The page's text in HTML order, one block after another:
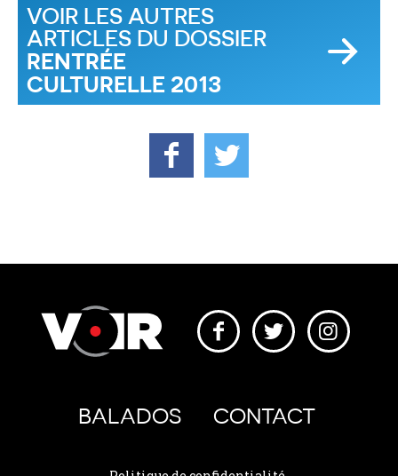
VOIR LES AUTRES
ARTICLES DU DOSSIER
RENTRÉE
CULTURELLE 2013
BALADOS CONTACT